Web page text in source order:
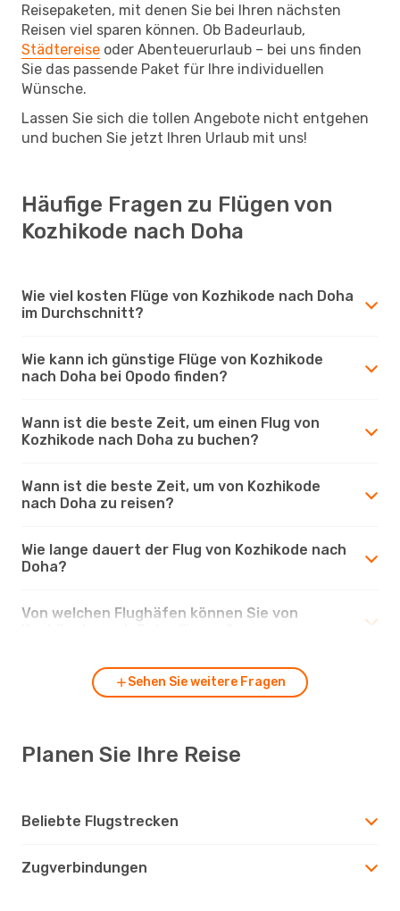
Reisepaketen, mit denen Sie bei Ihren nächsten
Reisen viel sparen können. Ob Badeurlaub,
Städtereise oder Abenteuerurlaub – bei uns finden
Sie das passende Paket für Ihre individuellen
Wünsche.
Lassen Sie sich die tollen Angebote nicht entgehen
und buchen Sie jetzt Ihren Urlaub mit uns!
Häufige Fragen zu Flügen von
Kozhikode nach Doha
Wie viel kosten Flüge von Kozhikode nach Doha
im Durchschnitt?
Wie kann ich günstige Flüge von Kozhikode
nach Doha bei Opodo finden?
Wann ist die beste Zeit, um einen Flug von
Kozhikode nach Doha zu buchen?
Wann ist die beste Zeit, um von Kozhikode
nach Doha zu reisen?
Wie lange dauert der Flug von Kozhikode nach
Doha?
Von welchen Flughäfen können Sie von
Sehen Sie weitere Fragen
Planen Sie Ihre Reise
Beliebte Flugstrecken
Zugverbindungen